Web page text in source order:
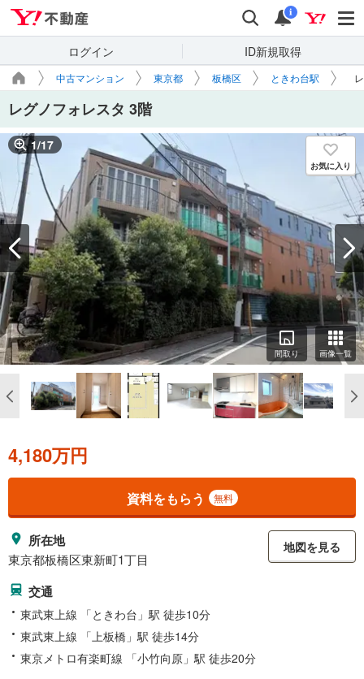
検索 通知
i
ログイン ID新規取得
中古マンション 東京都 板橋区 ときわ台駅
レグノフォレスタ 3階
1/17
お気に入り
間取り 画像一覧
4,180万円
資料をもらう 無料
所在地
東京都板橋区東新町1丁目
地図を見る
交通
東武東上線 「ときわ台」駅 徒歩10分
東武東上線 「上板橋」駅 徒歩14分
東京メトロ有楽町線 「小竹向原」駅 徒歩20分